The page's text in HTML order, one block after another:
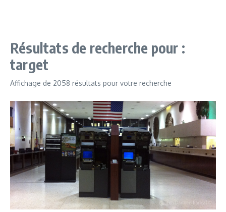
Résultats de recherche pour :
target
Affichage de 2058 résultats pour votre recherche